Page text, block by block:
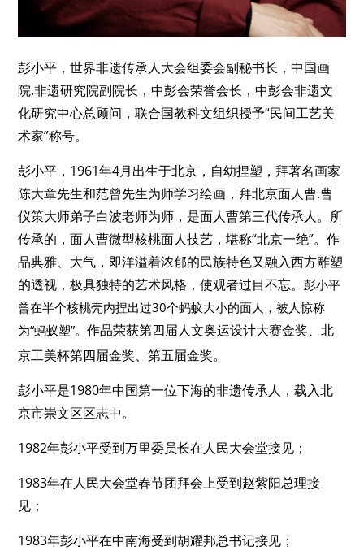
彭小平，世界非遗传承人大会组委会副秘书长，中国画
院.非遗研究院副院长，中彭会荣誉会长，中彭会非遗文
化研究中心总顾问，联合国教科文组织授予“民间工艺美
术家”称号。
彭小平， 1961年4月出生于北京，自幼捏塑，拜著名画家
陈大章先生和范曾先生为师学习绘画，拜北京面人曹.曹
仪策大师弟子白波老师为师，是面人曹第三代传承人。所
传承的，面人曹微型核桃面人技艺，堪称“北京一绝”。作
品典雅、大气，即洋溢着浓郁的民族特色又融入西方雕塑
的透视，极具独特的艺术风格，使观者过目不忘。彭小平
曾在半个核桃壳内捏出过30个蚂蚁大小的面人，被人惊称
为“蚂蚁塑”。作品荣获第四届人文奥运设计大赛金奖、北
京工美杯第四届金奖、第五届金奖。
彭小平是1980年中国第一位下海的非遗传承人，载入北
京市崇文区区志中。
1982年彭小平受到万里委员长在人民大会堂接见；
1983年在人民大会堂春节团拜会上受到赵紫阳总理接
见；
1983年彭小平在中南海受到胡耀邦总书记接见；